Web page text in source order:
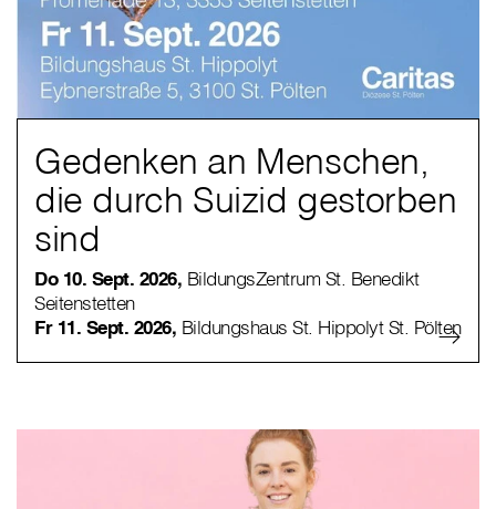
Gedenken an Menschen,
die durch Suizid gestorben
sind
Do 10. Sept. 2026, BildungsZentrum St. Benedikt
Seitenstetten
Fr 11. Sept. 2026, Bildungshaus St. Hippolyt St. Pölten